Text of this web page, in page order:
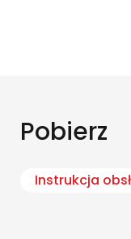
Pobierz
Instrukcja